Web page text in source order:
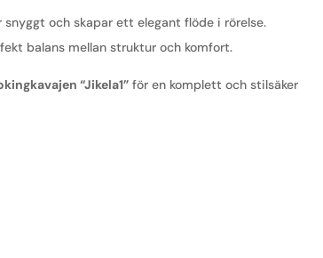
snyggt och skapar ett elegant flöde i rörelse.
balans mellan struktur och komfort.
“Jikela1” för en komplett och stilsäker